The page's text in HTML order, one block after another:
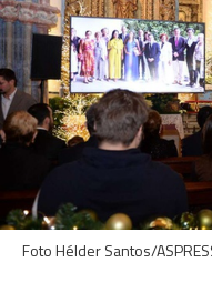
Foto Hélder Santos/